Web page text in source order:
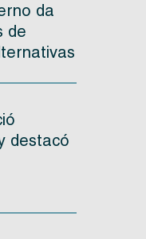
da
de
destacó